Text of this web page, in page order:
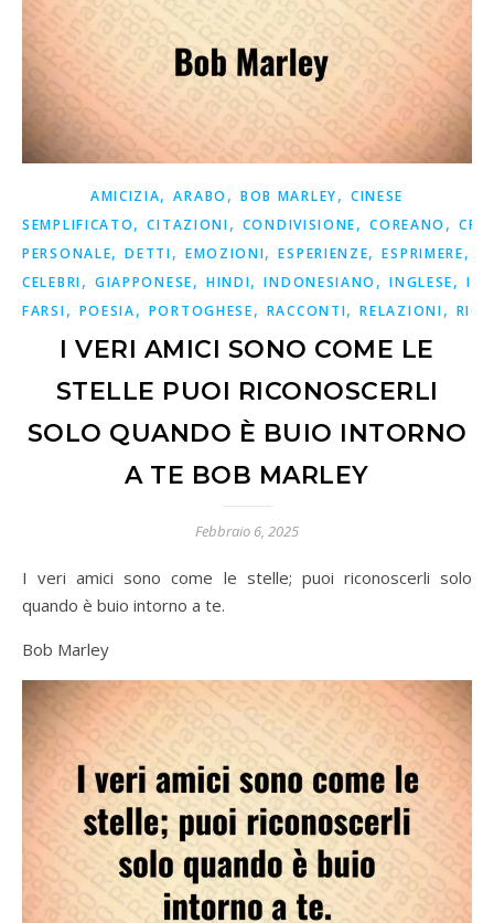
AMICIZIA,ARABO , BOB MARLEY, CINESE
SEMPLIFICATO,CITAZIONI, CONDIVISIONE,COREANO ,
PERSONALE,DETTI, EMOZIONI,ESPERIENZE,ESPRIMERE,
CELEBRI, GIAPPONESE, HINDI,INDONESIANO ,INGLESE,
FARSI, POESIA, PORTOGHESE, RACCONTI,RELAZIONI,
I VERI AMICI SONO COME LE
STELLE PUOI RICONOSCERLI
SOLO QUANDO È BUIO INTORNO
A TE BOB MARLEY
Febbraio 6, 2025
I veri amici sono come le stelle; puoi riconoscerli solo
quando è buio intorno a te.
Bob Marley